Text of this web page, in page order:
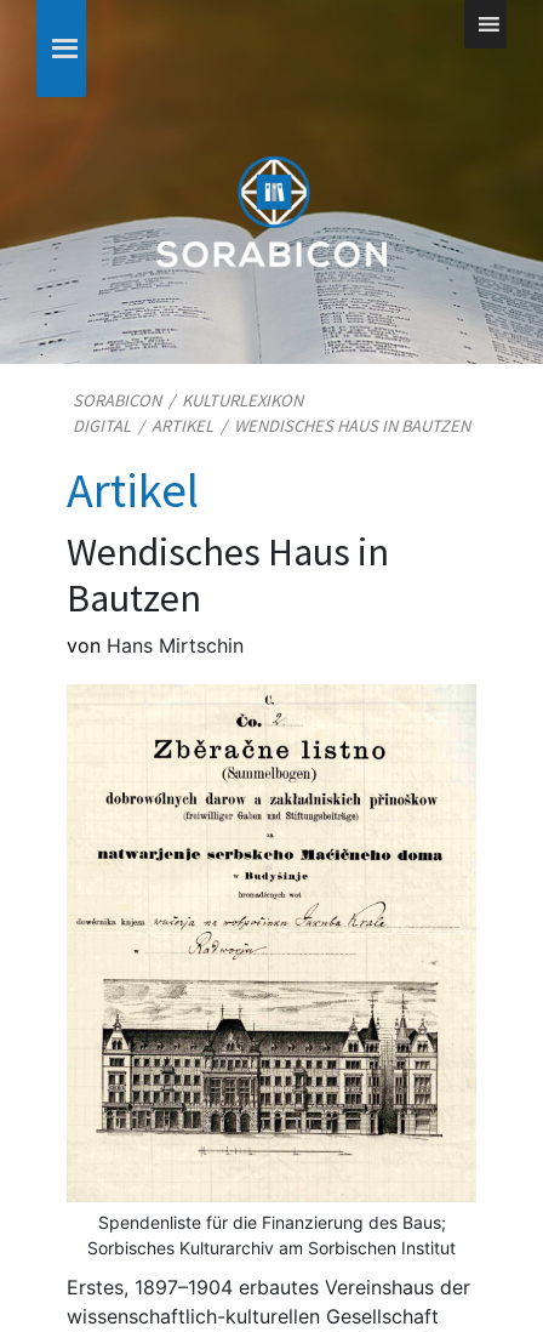
SORABICON/ KULTURLEXIKON
DIGITAL / ARTIKEL / WENDISCHES HAUS IN BAUTZEN
Artikel
Wendisches Haus in
Bautzen